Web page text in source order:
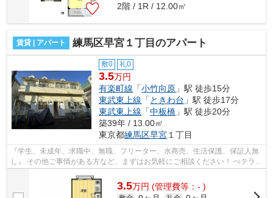
2階 / 1R / 12.00㎡
賃貸 | アパート 練馬区早宮１丁目のアパート
敷0 礼0
3.5万円
有楽町線 「小竹向原 」駅 徒歩15分
東武東上線 「 ときわ台 」駅 徒歩17分
東武東上線 「中板橋 」駅 徒歩20分
築39年 / 13.00㎡
東京都練馬区早宮 １丁目
『学生、未成年、求職中、無職、フリーター、水商売、生活保護、保証人無
し』 その他ご事情がある方など、まずはお気軽にご相談ください！ べテラン
3.5万円 (管理費等：- )